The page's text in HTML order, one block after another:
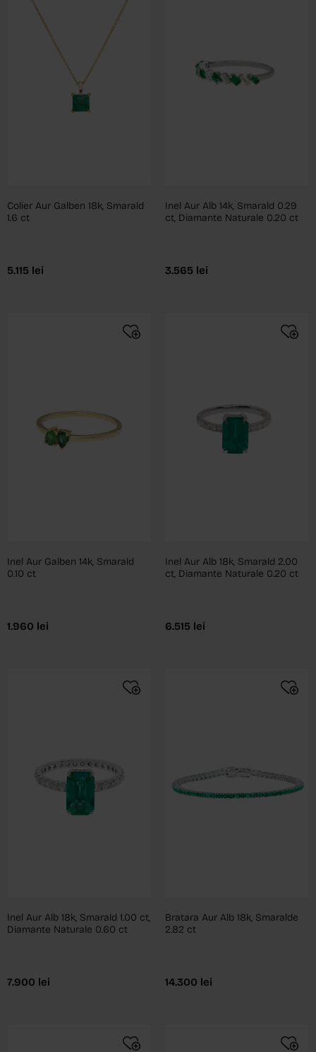
Colier Aur Galben 18k, Smarald
1.6 ct
5.115 lei
Inel Aur Alb 14k, Smarald 0.29
ct, Diamante Naturale 0.20 ct
3.565 lei
Inel Aur Galben 14k, Smarald
0.10 ct
1.960 lei
Inel Aur Alb 18k, Smarald 2.00
ct, Diamante Naturale 0.20 ct
6.515 lei
Inel Aur Alb 18k, Smarald 1.00 ct,
Diamante Naturale 0.60 ct
7.900 lei
Bratara Aur Alb 18k, Smaralde
2.82 ct
14.300 lei